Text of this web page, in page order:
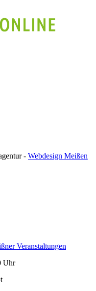
- Webdesign Meißen
Veranstaltungen
Uhr